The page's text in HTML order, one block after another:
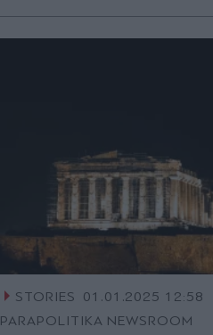
STORIES
01.01.2025 12:58
PARAPOLITIKA NEWSROOM